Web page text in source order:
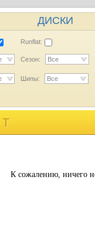
ДИСКИ
Runflat:
Сезон: Все
Шипы: Все
К сожалению, ничего